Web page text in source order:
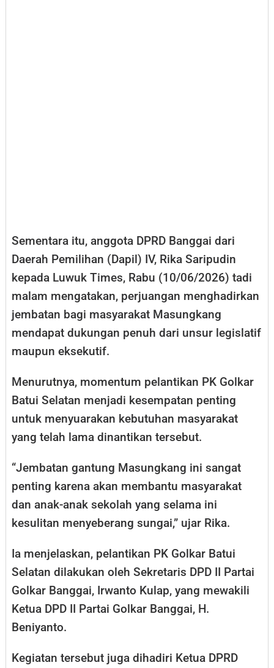
Sementara itu, anggota DPRD Banggai dari
Daerah Pemilihan (Dapil) IV, Rika Saripudin
kepada Luwuk Times, Rabu (10/06/2026) tadi
malam mengatakan, perjuangan menghadirkan
jembatan bagi masyarakat Masungkang
mendapat dukungan penuh dari unsur legislatif
maupun eksekutif.
Menurutnya, momentum pelantikan PK Golkar
Batui Selatan menjadi kesempatan penting
untuk menyuarakan kebutuhan masyarakat
yang telah lama dinantikan tersebut.
“Jembatan gantung Masungkang ini sangat
penting karena akan membantu masyarakat
dan anak-anak sekolah yang selama ini
kesulitan menyeberang sungai,” ujar Rika.
Ia menjelaskan, pelantikan PK Golkar Batui
Selatan dilakukan oleh Sekretaris DPD II Partai
Golkar Banggai, Irwanto Kulap, yang mewakili
Ketua DPD II Partai Golkar Banggai, H.
Beniyanto.
Kegiatan tersebut juga dihadiri Ketua DPRD